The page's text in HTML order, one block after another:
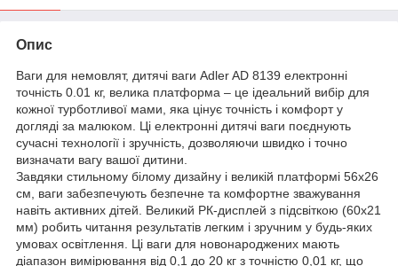
Опис
Ваги для немовлят, дитячі ваги Adler AD 8139 електронні
точність 0.01 кг, велика платформа – це ідеальний вибір для
кожної турботливої мами, яка цінує точність і комфорт у
догляді за малюком. Ці електронні дитячі ваги поєднують
сучасні технології і зручність, дозволяючи швидко і точно
визначати вагу вашої дитини.
Завдяки стильному білому дизайну і великій платформі 56х26
см, ваги забезпечують безпечне та комфортне зважування
навіть активних дітей. Великий РК-дисплей з підсвіткою (60х21
мм) робить читання результатів легким і зручним у будь-яких
умовах освітлення. Ці ваги для новонароджених мають
діапазон вимірювання від 0,1 до 20 кг з точністю 0,01 кг, що